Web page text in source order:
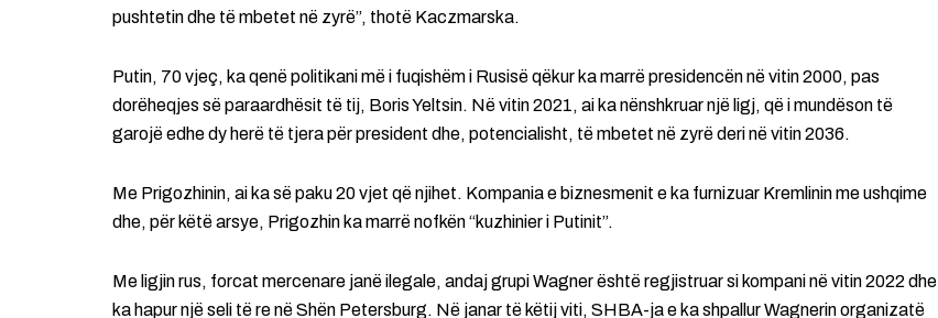
pushtetin dhe të mbetet në zyrë”, thotë Kaczmarska.
Putin, 70 vjeç, ka qenë politikani më i fuqishëm i Rusisë qëkur ka marrë presidencën në vitin 2000, pas
dorëheqjes së paraardhësit të tij, Boris Yeltsin. Në vitin 2021, ai ka nënshkruar një ligj, që i mundëson të
garojë edhe dy herë të tjera për president dhe, potencialisht, të mbetet në zyrë deri në vitin 2036.
Me Prigozhinin, ai ka së paku 20 vjet që njihet. Kompania e biznesmenit e ka furnizuar Kremlinin me ushqime
dhe, për këtë arsye, Prigozhin ka marrë nofkën “kuzhinier i Putinit”.
Me ligjin rus, forcat mercenare janë ilegale, andaj grupi Wagner është regjistruar si kompani në vitin 2022 dhe
ka hapur një seli të re në Shën Petersburg. Në janar të këtij viti, SHBA-ja e ka shpallur Wagnerin organizatë